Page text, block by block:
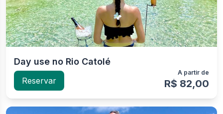
Day use no Rio Catolé
Reservar
A partir de
R$ 82,00